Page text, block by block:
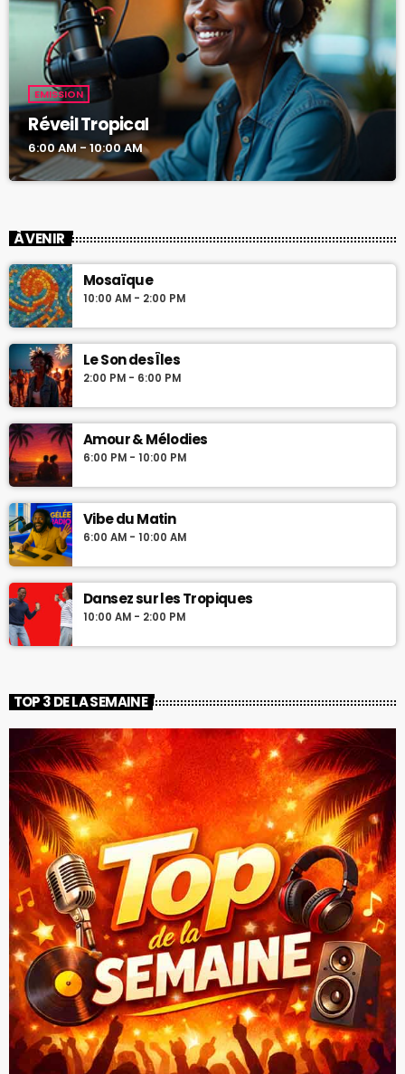
EMISSION
Réveil Tropical
6:00 AM - 10:00 AM
À VENIR
Mosaïque
10:00 AM - 2:00 PM
Le Son des Îles
2:00 PM - 6:00 PM
Amour & Mélodies
6:00 PM - 10:00 PM
Vibe du Matin
6:00 AM - 10:00 AM
Dansez sur les Tropiques
10:00 AM - 2:00 PM
TOP 3 DE LA SEMAINE